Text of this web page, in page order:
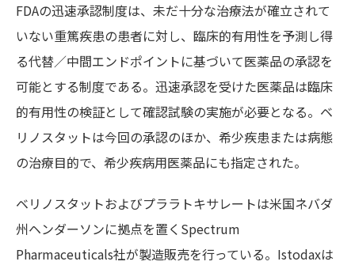
FDAの迅速承認制度は、未だ十分な治療法が確立されて
いない重篤疾患の患者に対し、臨床的有用性を予測し得
る代替／中間エンドポイントに基づいて医薬品の承認を
可能とする制度である。迅速承認を受けた医薬品は臨床
的有用性の検証として確認試験の実施が必要となる。ベ
リノスタットは今回の承認のほか、希少疾患または病態
の治療目的で、希少疾病用医薬品にも指定された。
ベリノスタットおよびプララトキサレートは米国ネバダ
州ヘンダーソンに拠点を置くSpectrum
Pharmaceuticals社が製造販売を行っている。Istodaxは